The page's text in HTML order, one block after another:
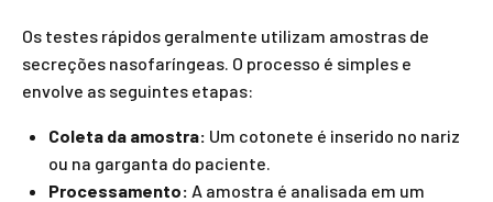
Os testes rápidos geralmente utilizam amostras de
secreções nasofaríngeas. O processo é simples e
envolve as seguintes etapas:
Coleta da amostra: Um cotonete é inserido no nariz
ou na garganta do paciente.
Processamento: A amostra é analisada em um